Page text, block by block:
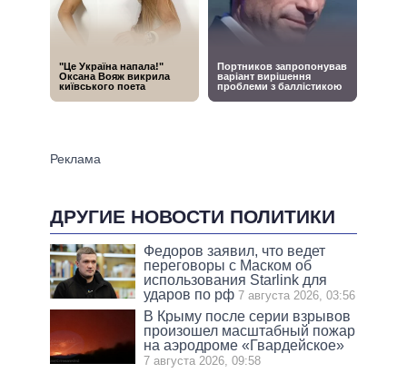
ДРУГИЕ НОВОСТИ ПОЛИТИКИ
Федоров заявил, что ведет
переговоры с Маском об
использования Starlink для
ударов по рф 7 августа 2026, 03:56
В Крыму после серии взрывов
произошел масштабный пожар
на аэродроме «Гвардейское»
7 августа 2026, 09:58